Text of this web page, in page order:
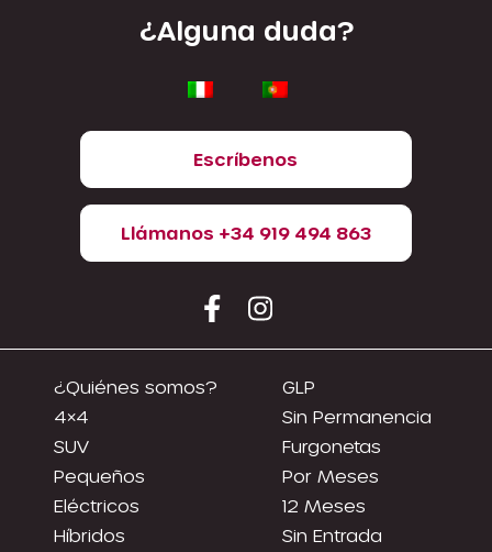
¿Alguna duda?
Escríbenos
Llámanos +34 919 494 863
¿Quiénes somos?
4×4
SUV
Pequeños
Eléctricos
Híbridos
GLP
Sin Permanencia
Furgonetas
Por Meses
12 Meses
Sin Entrada